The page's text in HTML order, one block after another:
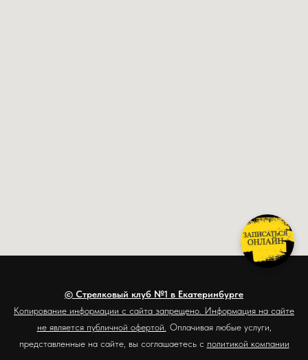
© Стрелковый клуб №1 в Екатеринбурге
Копирование информации с сайта запрещено. Информация на сайте
не является публичной офертой. Оплачивая любые услуги,
представленные на сайте, вы соглашаетесь с политикой компании